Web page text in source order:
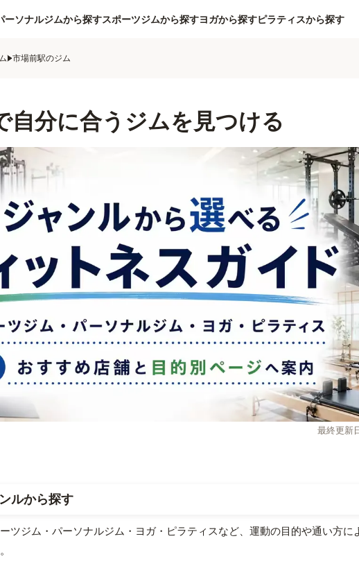
ーソナルジムから探すスポーツジムから探すヨガから探すピラティスから探す
市場前駅のジム
自分に合うジムを見つける
最終更新
ルから探す
ツジム・パーソナルジム・ヨガ・ピラティスなど、運動の目的や通い方に